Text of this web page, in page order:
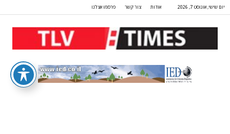
יום שישי, אוגוסט 7, 2026 אודות צור קשר פרסמו אצלנו